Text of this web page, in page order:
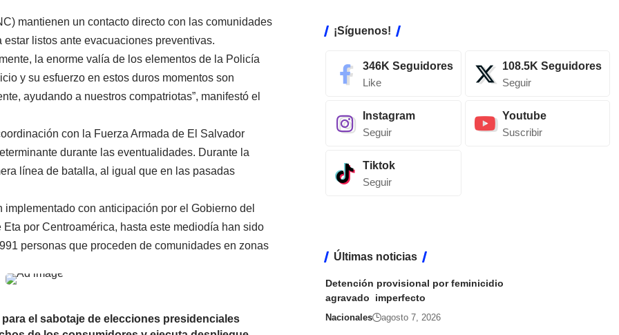
mantienen un contacto directo con las comunidades
listos ante evacuaciones preventivas.
la enorme valía de los elementos de la Policía
y su esfuerzo en estos duros momentos son
ayudando a nuestros compatriotas”, manifestó el
con la Fuerza Armada de El Salvador
durante las eventualidades. Durante la
línea de batalla, al igual que en las pasadas
con anticipación por el Gobierno del
por Centroamérica, hasta este mediodía han sido
personas que proceden de comunidades en zonas
el sabotaje de elecciones presidenciales
¡Síguenos!
346K Seguidores
Like
108.5K Seguidores
Seguir
Instagram
Seguir
Youtube
Suscribir
Tiktok
Seguir
Últimas noticias
Detención provisional por feminicidio
agravado imperfecto
Nacionales agosto 7, 2026